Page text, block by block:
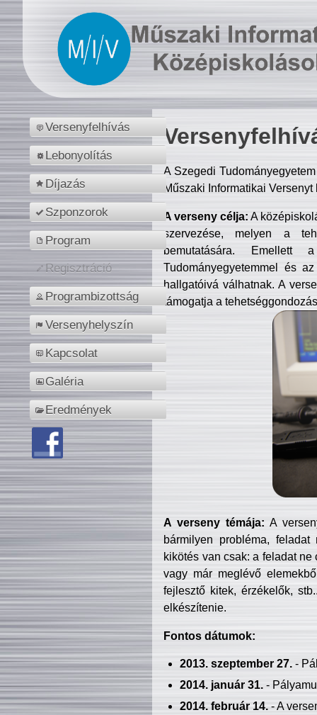
Versenyfelhívás
Lebonyolítás
Díjazás
Szponzorok
Program
Regisztráció
Programbizottság
Versenyhelyszín
Kapcsolat
Galéria
Eredmények
A Szegedi
Műszaki Informatikai
A verseny célja: A
szervezése, melyen a
bemutatására. Emellett
Tudományegyetemmel és
hallgatóivá válhatnak. A
támogatja a
A verseny témája: A
bármilyen probléma, feladat
kikötés van csak: a feladat
vagy már meglévő
fejlesztő kitek, érzékelők,
elkészítenie.
Fontos dátumok:
2013. szeptember 27.-
2014. január 31.-
2014. február 14.- A